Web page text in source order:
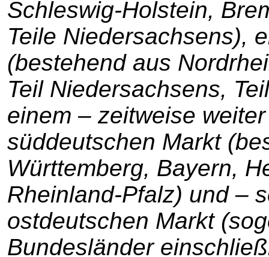
Schleswig-Holstein,
Teile Niedersachsens),
(bestehend aus
Teil Niedersachsens,
einem – zeitweise
süddeutschen Markt
Württemberg, Bayern,
Rheinland-Pfalz) und –
ostdeutschen Markt
Bundesländer